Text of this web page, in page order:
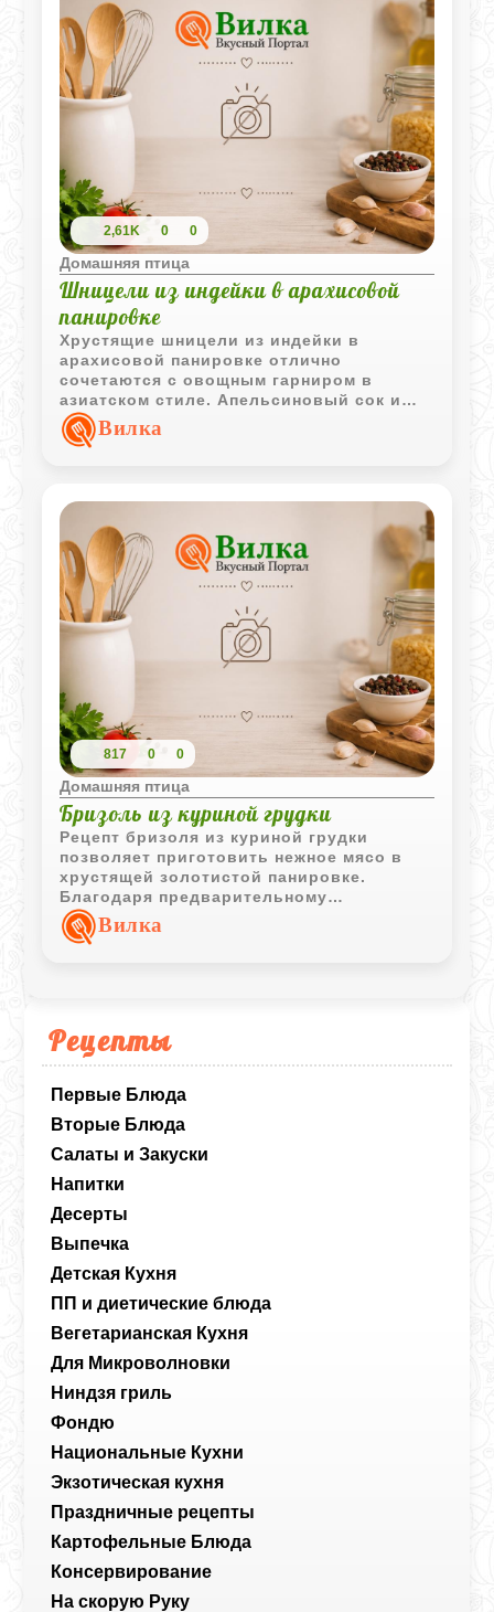
Рецепты
Первые Блюда
Вторые Блюда
Салаты и Закуски
Напитки
Десерты
Выпечка
Детская Кухня
ПП и диетические блюда
Вегетарианская Кухня
Для Микроволновки
Ниндзя гриль
Фондю
Национальные Кухни
Экзотическая кухня
Праздничные рецепты
Картофельные Блюда
Консервирование
На скорую Руку
2,61K 0 0
Домашняя птица
Шницели из индейки в арахисовой
панировке
Хрустящие шницели из индейки в
арахисовой панировке отлично
сочетаются с овощным гарниром в
азиатском стиле. Апельсиновый сок и
соевый соус придают блюду лёгкие
сладко-солёные нотки и делают вкус
Вилка
817 0 0
Домашняя птица
Бризоль из куриной грудки
Рецепт бризоля из куриной грудки
позволяет приготовить нежное мясо в
хрустящей золотистой панировке.
Благодаря предварительному
маринованию в лимонном соке, курица
становится удивительно мягкой и
прекрасно сочетается с любыми
овощными гарнирами.
Вилка